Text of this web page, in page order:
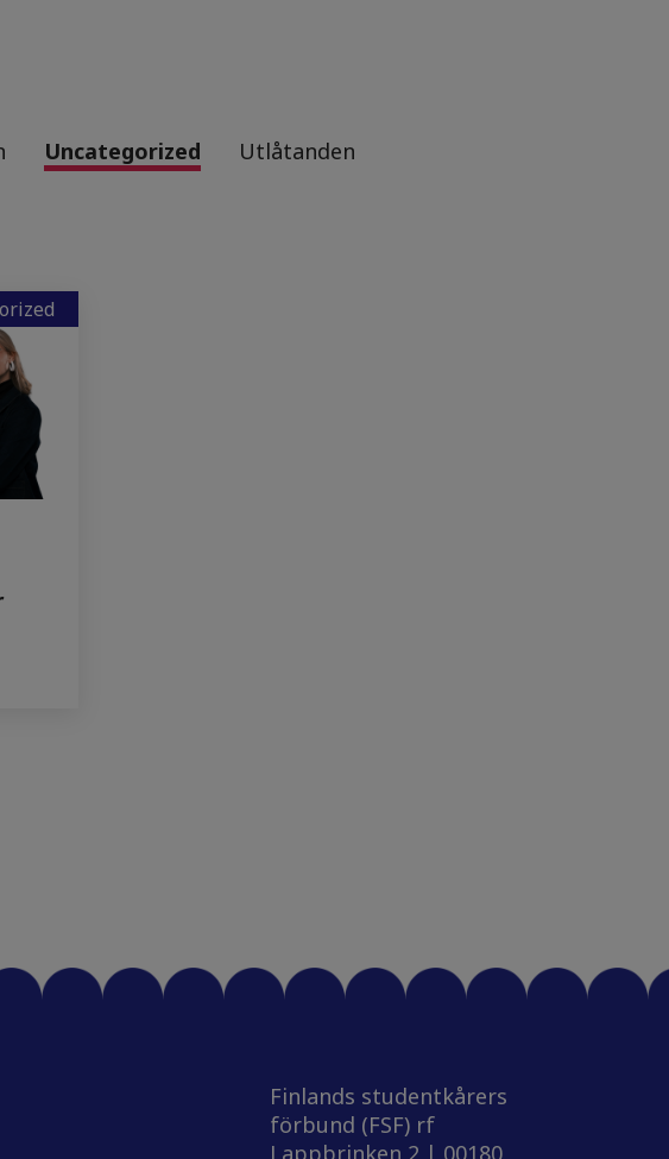
Uncategorized
Utlåtanden
Finlands studentkårers
förbund (FSF) rf
Lappbrinken 2 | 00180